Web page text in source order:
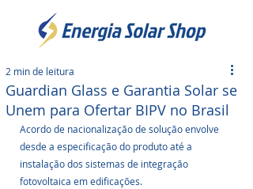
Guardian Glass e Garantia Solar se
Unem para Ofertar BIPV no Brasil
2 min de leitura
Acordo de nacionalização de solução envolve
desde a especificação do produto até a
instalação dos sistemas de integração
fotovoltaica em edificações.